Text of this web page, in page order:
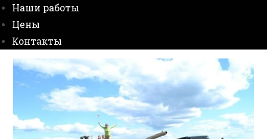
Наши работы
Цены
Контакты